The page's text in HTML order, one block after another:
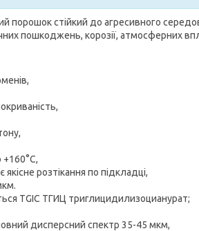
порошок стійкий до агресивного
пошкоджень, корозії, атмосферних
+160°С,
розтікання по підкладці,
TGIC ТГИЦ триглицидилизоцианурат;
дисперсний спектр 35-45 мкм,